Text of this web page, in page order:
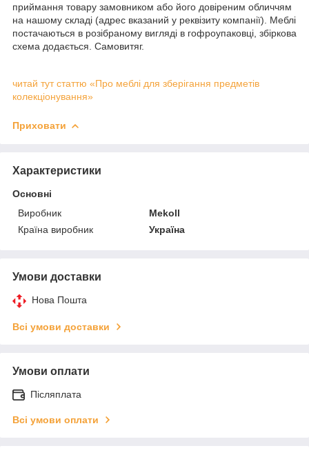
приймання товару замовником або його довіреним обличчям
на нашому складі (адрес вказаний у реквізиту компанії). Меблі
постачаються в розібраному вигляді в гофроупаковці, збіркова
схема додається. Самовитяг.
читай тут статтю «Про меблі для зберігання предметів
колекціонування»
Приховати
Характеристики
Основні
Виробник
Mekoll
Країна виробник
Україна
Умови доставки
Нова Пошта
Всі умови доставки
Умови оплати
Післяплата
Всі умови оплати